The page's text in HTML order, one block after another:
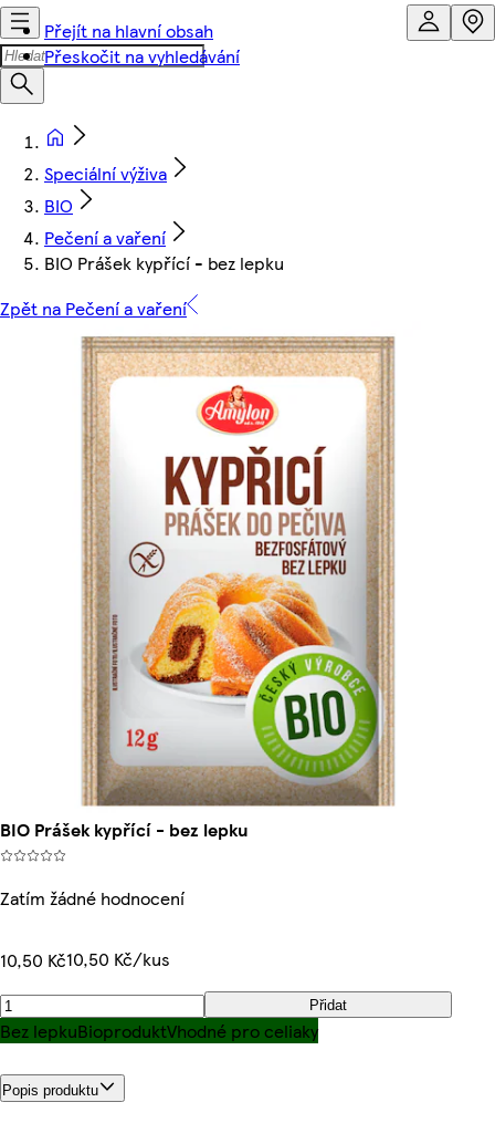
Přejít na hlavní obsah
Přeskočit na vyhledávání
Speciální výživa
BIO
Pečení a vaření
BIO Prášek kypřící - bez lepku
Zpět na Pečení a vaření
BIO Prášek kypřící - bez lepku
Zatím žádné hodnocení
10,50 Kč10,50 Kč/kus
Přidat
Bez lepkuBioproduktVhodné pro celiaky
Popis produktu